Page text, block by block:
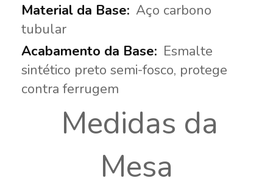
Aço carbono
tubular
Esmalte
sintético preto semi-fosco, protege
contra ferrugem
Medidas da
Mesa